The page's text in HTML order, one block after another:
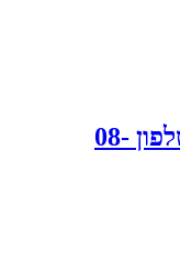
מרכז ידע לאורח חיים בריא - טלפון 08-